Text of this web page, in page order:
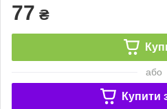
77 ₴
або
Купити